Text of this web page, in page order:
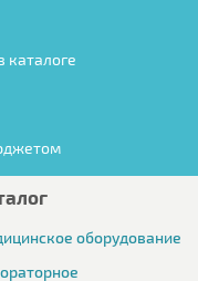
каталоге
оборудование